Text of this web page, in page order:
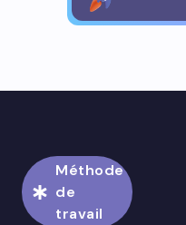
Méthode
de
travail